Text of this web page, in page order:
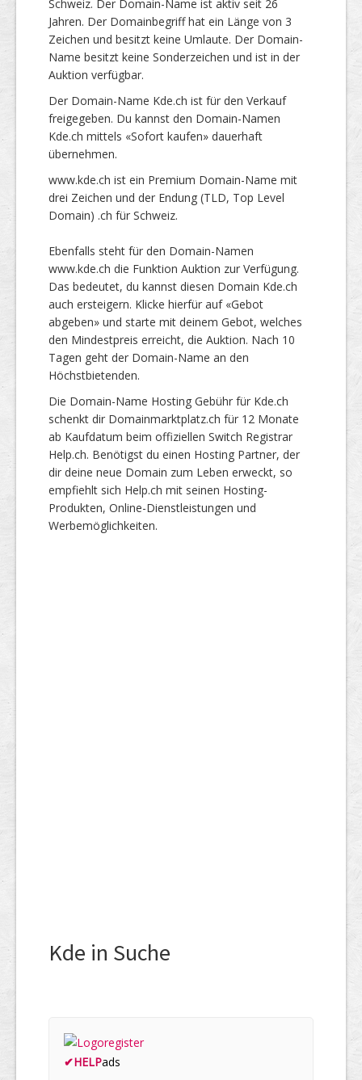
Schweiz. Der Domain-Name ist aktiv seit 26
Jahren. Der Domainbegriff hat ein Länge von 3
Zeichen und besitzt keine Umlaute. Der Domain-
Name besitzt keine Sonderzeichen und ist in der
Auktion verfügbar.
Der Domain-Name Kde.ch ist für den Verkauf
freigegeben. Du kannst den Domain-Namen
Kde.ch mittels «Sofort kaufen» dauerhaft
übernehmen.
www.kde.ch ist ein Premium Domain-Name mit
drei Zeichen und der Endung (TLD, Top Level
Domain) .ch für Schweiz.
Ebenfalls steht für den Domain-Namen
www.kde.ch die Funktion Auktion zur Verfügung.
Das bedeutet, du kannst diesen Domain Kde.ch
auch ersteigern. Klicke hierfür auf «Gebot
abgeben» und starte mit deinem Gebot, welches
den Mindestpreis erreicht, die Auktion. Nach 10
Tagen geht der Domain-Name an den
Höchstbietenden.
Die Domain-Name Hosting Gebühr für Kde.ch
schenkt dir Domainmarktplatz.ch für 12 Monate
ab Kaufdatum beim offiziellen Switch Registrar
Help.ch. Benötigst du einen Hosting Partner, der
dir deine neue Domain zum Leben erweckt, so
empfiehlt sich Help.ch mit seinen Hosting-
Produkten, Online-Dienstleistungen und
Werbemöglichkeiten.
Kde in Suche
✔HELPads